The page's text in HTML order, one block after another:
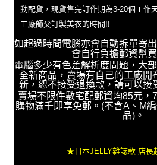
動配貨，現貨售完訂作期為3-20個工作
工廠師父訂製美衣的時間!!
如超過時間電腦亦會自動拆單寄
會自行負擔郵資幫
電腦多少有色差解析度問題，大
全新商品，賣場有自己的工廠開
新，恕不接受退換款，請可以接
賣場不限件數宅配郵資均85元，
購物滿千即享免郵。(不含A、M
品)。
★日本JELLY雜誌款 店長